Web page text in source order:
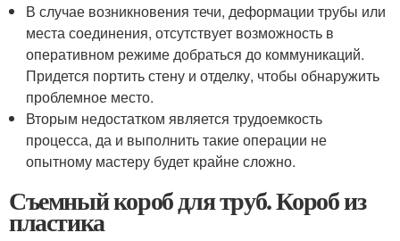
В случае возникновения течи, деформации трубы или
места соединения, отсутствует возможность в
оперативном режиме добраться до коммуникаций.
Придется портить стену и отделку, чтобы обнаружить
проблемное место.
Вторым недостатком является трудоемкость
процесса, да и выполнить такие операции не
опытному мастеру будет крайне сложно.
Съемный короб для труб. Короб из
пластика